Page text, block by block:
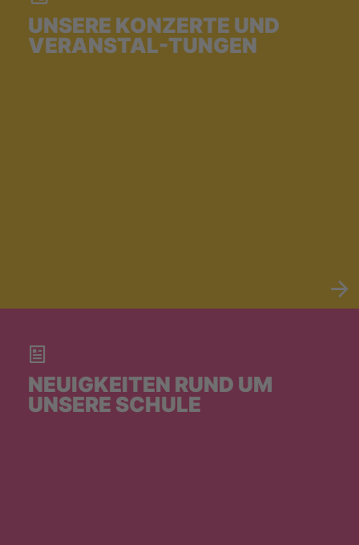
UNSERE KONZERTE UND
VERANSTAL-TUNGEN
NEUIGKEITEN RUND UM
UNSERE SCHULE